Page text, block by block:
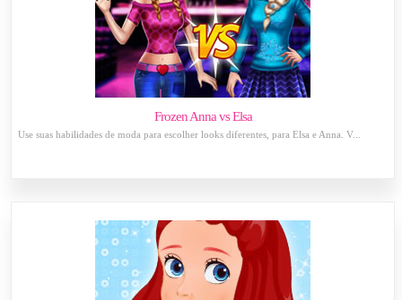
Frozen Anna vs Elsa
Use suas habilidades de moda para escolher looks diferentes, para Elsa e Anna. V...